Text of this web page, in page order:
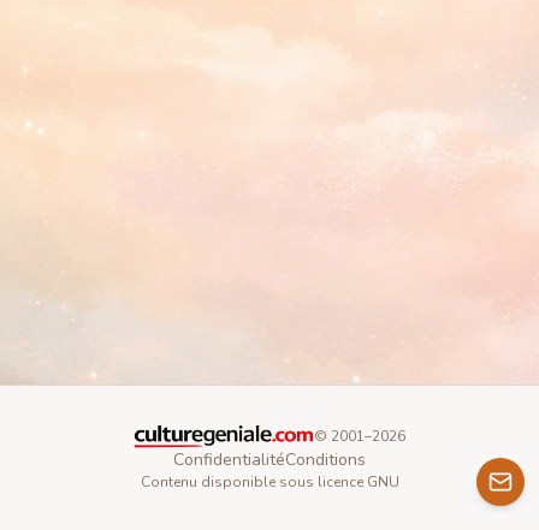
© 2001–2026
ConfidentialitéConditions
Contenu disponible sous licence GNU